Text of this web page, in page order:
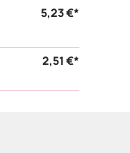
5,23 €*
2,51 €*